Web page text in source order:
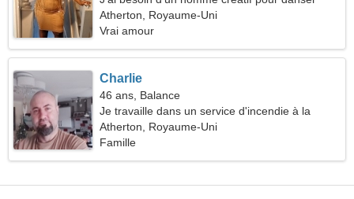
Atherton, Royaume-Uni
Vrai amour
Charlie
46 ans, Balance
Je travaille dans un service d'incendie à la
recherche d'une femme sociable
Atherton, Royaume-Uni
Famille